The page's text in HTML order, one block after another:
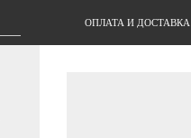
ОПЛАТА И ДОСТАВКА